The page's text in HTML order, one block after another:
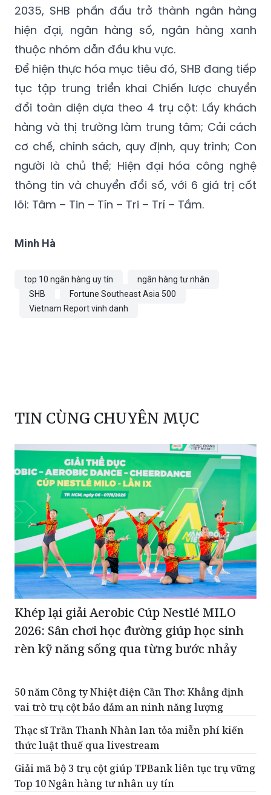
2035, SHB phấn đấu trở thành ngân hàng
hiện đại, ngân hàng số, ngân hàng xanh
thuộc nhóm dẫn đầu khu vực.
Để hiện thực hóa mục tiêu đó, SHB đang tiếp
tục tập trung triển khai Chiến lược chuyển
đổi toàn diện dựa theo 4 trụ cột: Lấy khách
hàng và thị trường làm trung tâm; Cải cách
cơ chế, chính sách, quy định, quy trình; Con
người là chủ thể; Hiện đại hóa công nghệ
thông tin và chuyển đổi số, với 6 giá trị cốt
lõi: Tâm – Tin – Tín – Tri – Trí – Tầm.
Minh Hà
top 10 ngân hàng uy tín
ngân hàng tư nhân
SHB
Fortune Southeast Asia 500
Vietnam Report vinh danh
TIN CÙNG CHUYÊN MỤC
Khép lại giải Aerobic Cúp Nestlé MILO
2026: Sân chơi học đường giúp học sinh
rèn kỹ năng sống qua từng bước nhảy
50 năm Công ty Nhiệt điện Cần Thơ: Khẳng định
vai trò trụ cột bảo đảm an ninh năng lượng
Thạc sĩ Trần Thanh Nhàn lan tỏa miễn phí kiến
thức luật thuế qua livestream
Giải mã bộ 3 trụ cột giúp TPBank liên tục trụ vững
Top 10 Ngân hàng tư nhân uy tín